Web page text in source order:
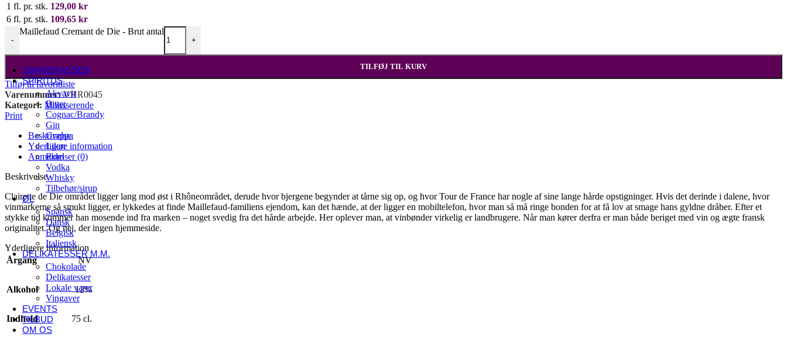
Andre lande
Danmark
Østrig
SMAGEKASSER
SPIRITUS
Akvavit
Bitter
Cognac/Brandy
Gin
Grappa
Likør
Rom
Vodka
Whisky
Tilbehør/sirup
ØL
Spansk
Dansk
Belgisk
Italiensk
DELIKATESSER M.M.
Chokolade
Delikatesser
Lokale varer
Vingaver
EVENTS
TILBUD
OM OS
1 fl. pr. stk. 129,00 kr
6 fl. pr. stk. 109,65 kr
-
Maillefaud Cremant de Die - Brut antal
+
TILFØJ TIL KURV
Tilføj til favoritliste
Varenummer:VHR0045
Kategori: Mousserende
Print
Beskrivelse
Yderligere information
Anmeldelser (0)
Beskrivelse
Clairette de Die området ligger lang mod øst i Rhôneområdet, derude hvor bjergene begynder at tårne sig op, og hvor Tour de France har nogle af sine lange hårde opstigninger. Hvis det derinde i dalene, hvor
vinmarkerne så smukt ligger, er lykkedes at finde Maillefaud-familiens ejendom, kan det hænde, at der ligger en mobiltelefon, hvor man så må ringe bonden for at få lov at smage hans gyldne dråber. Efter et
stykke tid kommer han mosende ind fra marken – noget svedig fra det hårde arbejde. Her oplever man, at vinbønder virkelig er landbrugere. Når man kører derfra er man både beriget med vin og ægte fransk
originalitet. Og nej, der ingen hjemmeside.
Yderligere information
Årgang
NV
Alkohol 12%
Indhold 75 cl.